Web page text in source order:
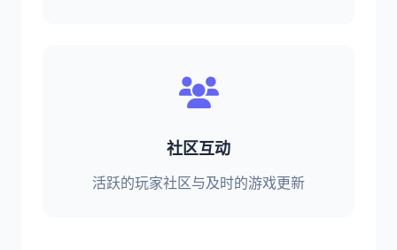
社区互动
活跃的玩家社区与及时的游戏更新